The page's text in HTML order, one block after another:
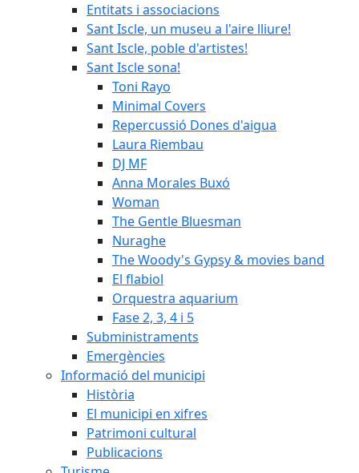
Entitats i associacions
Sant Iscle, un museu a l'aire lliure!
Sant Iscle, poble d'artistes!
Sant Iscle sona!
Toni Rayo
Minimal Covers
Repercussió Dones d'aigua
Laura Riembau
DJ MF
Anna Morales Buxó
Woman
The Gentle Bluesman
Nuraghe
The Woody's Gypsy & movies band
El flabiol
Orquestra aquarium
Fase 2, 3, 4 i 5
Subministraments
Emergències
Informació del municipi
Història
El municipi en xifres
Patrimoni cultural
Publicacions